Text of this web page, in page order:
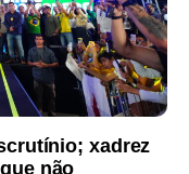
xadrez
não